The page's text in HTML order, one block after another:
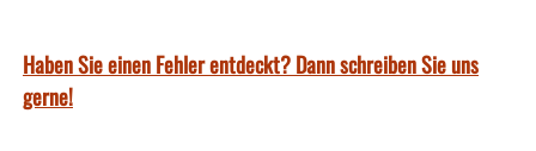
Haben Sie einen Fehler entdeckt? Dann schreiben Sie uns
gerne!